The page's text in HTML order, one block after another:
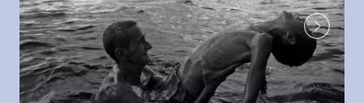
Next